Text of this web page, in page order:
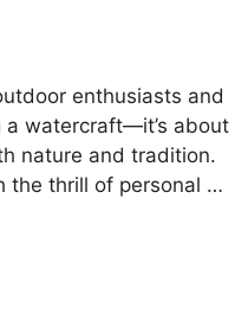
enthusiasts and
a watercraft—it’s about
nature and tradition.
the thrill of personal …